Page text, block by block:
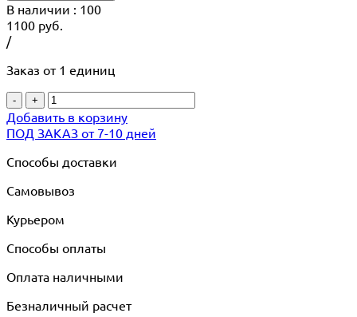
В наличии : 100
1100 руб.
/
Заказ от 1 единиц
- +
Добавить в корзину
ПОД ЗАКАЗ от 7-10 дней
Способы доставки
Самовывоз
Курьером
Способы оплаты
Оплата наличными
Безналичный расчет